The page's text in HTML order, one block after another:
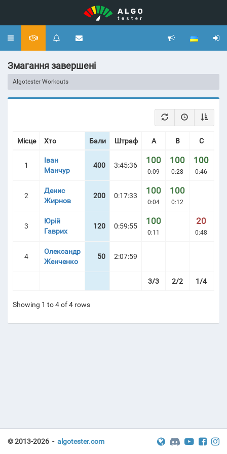
Toggle
| ТУРНІРНА ТАБЛИЦЯ
Змагання завершені
Algotester Workouts
Місце Хто Бали Штраф A B C
1
Іван
Манчур
400 3:45:36 100
0:09
100
0:28
100
0:46
2
Денис
Жирнов
200 0:17:33 100
0:04
100
0:12
3
Юрій
Гаврих
120 0:59:55 100
0:11
20
0:48
4
Олександр
Женченко
50 2:07:59
3/3 2/2 1/4
Showing 1 to 4 of 4 rows
© 2013-2026 - algotester.com